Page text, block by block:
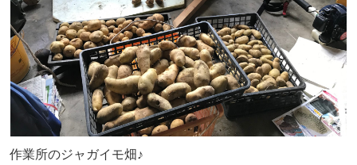
作業所のジャガイモ畑♪